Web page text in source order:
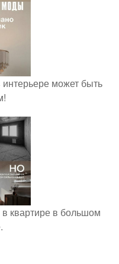
может быть
квартире в большом